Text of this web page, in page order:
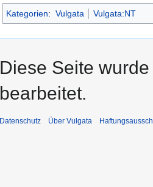
Kategorien: Vulgata Vulgata:NT
Diese Seite
bearbeitet.
Datenschutz Über Vulgata